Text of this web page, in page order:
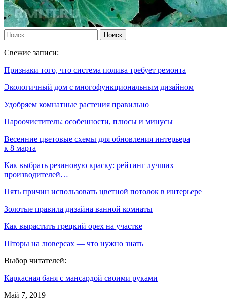
Свежие записи:
Признаки того, что система полива требует ремонта
Экологичный дом с многофункциональным дизайном
Удобряем комнатные растения правильно
Пароочиститель: особенности, плюсы и минусы
Весенние цветовые схемы для обновления интерьера
к 8 марта
Как выбрать резиновую краску: рейтинг лучших
производителей…
Пять причин использовать цветной потолок в интерьере
Золотые правила дизайна ванной комнаты
Как вырастить грецкий орех на участке
Шторы на люверсах — что нужно знать
Выбор читателей:
Каркасная баня с мансардой своими руками
Май 7, 2019